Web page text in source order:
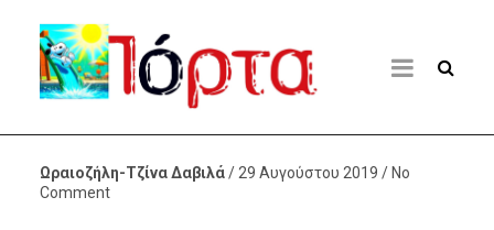
Ωραιοζήλη-Τζίνα Δαβιλά/ 29 Αυγούστου 2019 / No
Comment